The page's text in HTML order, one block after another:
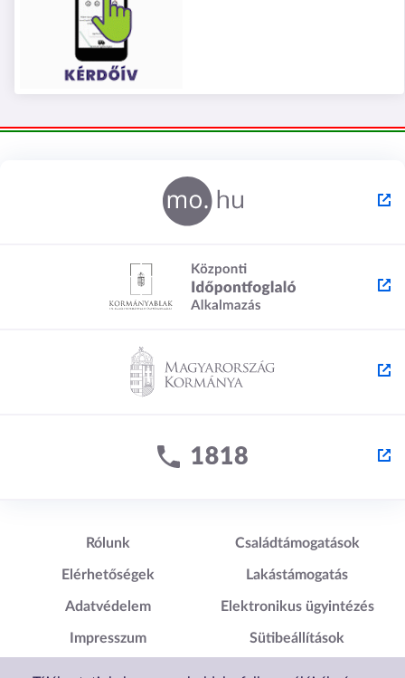
Lábléc1
Rólunk
Elérhetőségek
Adatvédelem
Impresszum
Lábléc2
Családtámogatások
Lakástámogatás
Elektronikus ügyintézés
Sütibeállítások